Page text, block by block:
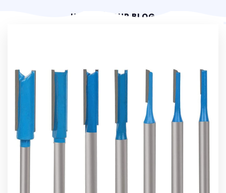
HOME OUR BLOG